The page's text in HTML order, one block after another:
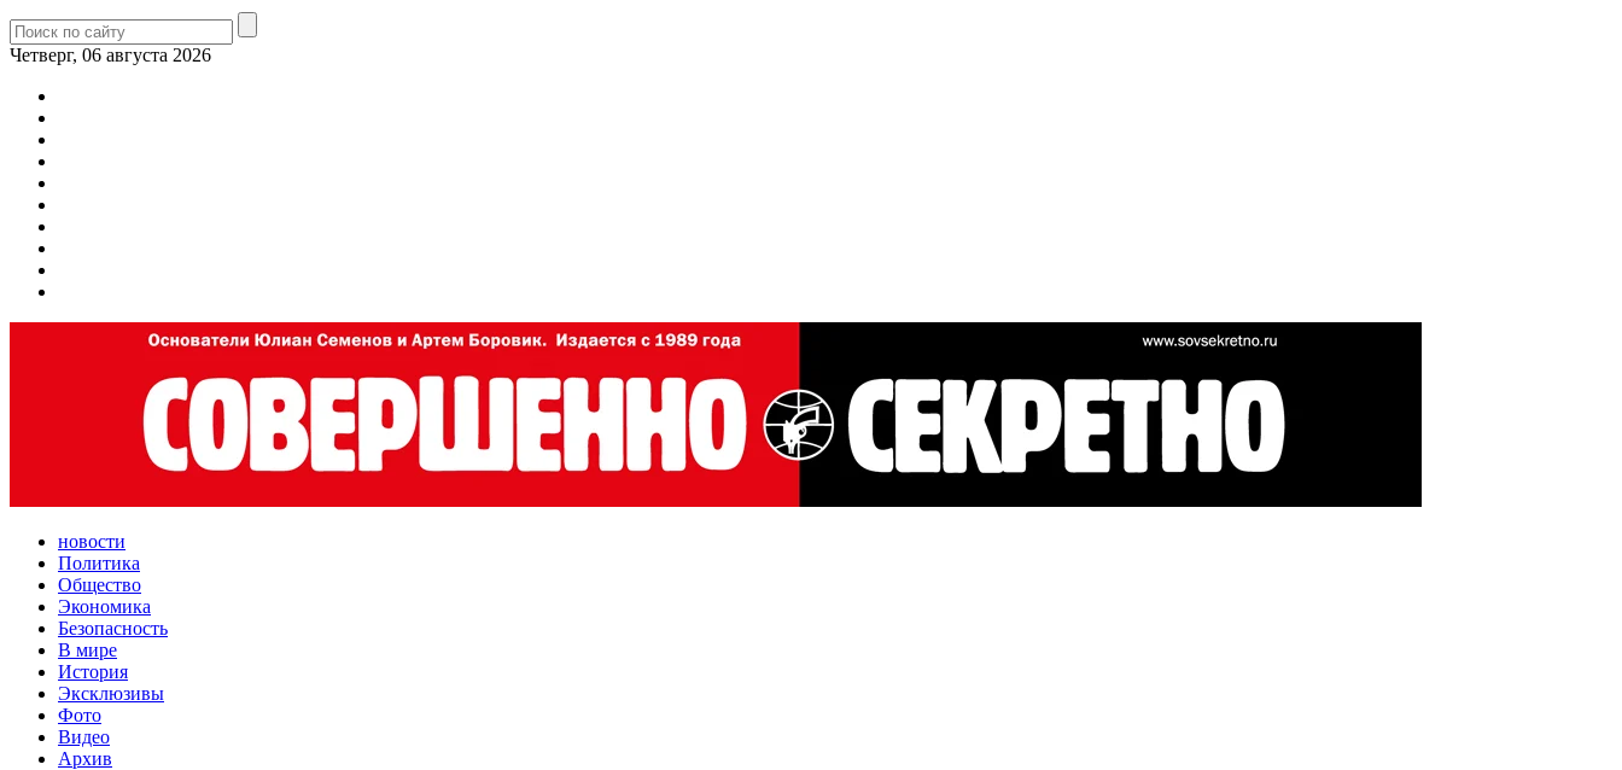
Четверг, 06 августа 2026
новости
Политика
Общество
Экономика
Безопасность
В мире
История
Эксклюзивы
Фото
Видео
Архив